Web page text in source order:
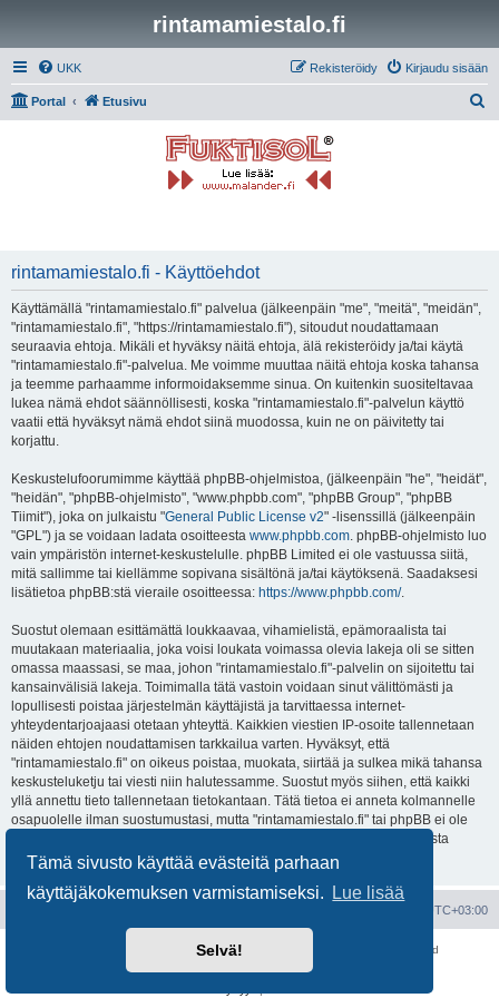
Tämä sivusto käyttää evästeitä parhaan
käyttäjäkokemuksen varmistamiseksi.
Lue lisää
Selvä!
rintamamiestalo.fi
UKK Kirjaudu sisään
Rekisteröidy
Portal Etusivu
rintamamiestalo.fi - Käyttöehdot
Käyttämällä "rintamamiestalo.fi" palvelua (jälkeenpäin "me", "meitä", "meidän",
"rintamamiestalo.fi", "https://rintamamiestalo.fi"), sitoudut noudattamaan
seuraavia ehtoja. Mikäli et hyväksy näitä ehtoja, älä rekisteröidy ja/tai käytä
"rintamamiestalo.fi"-palvelua. Me voimme muuttaa näitä ehtoja koska tahansa
ja teemme parhaamme informoidaksemme sinua. On kuitenkin suositeltavaa
lukea nämä ehdot säännöllisesti, koska "rintamamiestalo.fi"-palvelun käyttö
vaatii että hyväksyt nämä ehdot siinä muodossa, kuin ne on päivitetty tai
korjattu.
Keskustelufoorumimme käyttää phpBB-ohjelmistoa, (jälkeenpäin "he", "heidät",
"heidän", "phpBB-ohjelmisto", "www.phpbb.com", "phpBB Group", "phpBB
Tiimit"), joka on julkaistu "General Public License v2" -lisenssillä (jälkeenpäin
"GPL") ja se voidaan ladata osoitteesta www.phpbb.com. phpBB-ohjelmisto luo
vain ympäristön internet-keskustelulle. phpBB Limited ei ole vastuussa siitä,
mitä sallimme tai kiellämme sopivana sisältönä ja/tai käytöksenä. Saadaksesi
lisätietoa phpBB:stä vieraile osoitteessa: https://www.phpbb.com/.
Suostut olemaan esittämättä loukkaavaa, vihamielistä, epämoraalista tai
muutakaan materiaalia, joka voisi loukata voimassa olevia lakeja oli se sitten
omassa maassasi, se maa, johon "rintamamiestalo.fi"-palvelin on sijoitettu tai
kansainvälisiä lakeja. Toimimalla tätä vastoin voidaan sinut välittömästi ja
lopullisesti poistaa järjestelmän käyttäjistä ja tarvittaessa internet-
yhteydentarjoajaasi otetaan yhteyttä. Kaikkien viestien IP-osoite tallennetaan
näiden ehtojen noudattamisen tarkkailua varten. Hyväksyt, että
"rintamamiestalo.fi" on oikeus poistaa, muokata, siirtää ja sulkea mikä tahansa
keskusteluketju tai viesti niin halutessamme. Suostut myös siihen, että kaikki
yllä annettu tieto tallennetaan tietokantaan. Tätä tietoa ei anneta kolmannelle
osapuolelle ilman suostumustasi, mutta "rintamamiestalo.fi" tai phpBB ei ole
vastuussa mahdollisen tietoturvamurron aiheuttamasta tietojen vuodosta
ulkopuolisille tahoille.
UTC+03:00
Keskustelufoorumin ohjelmistophpBB
® Forum Software © phpBB Limited
Käännös: phpBB Suomi (lurttinen, harritapio, Pettis)